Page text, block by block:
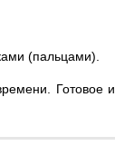
(пальцами).
Готовое